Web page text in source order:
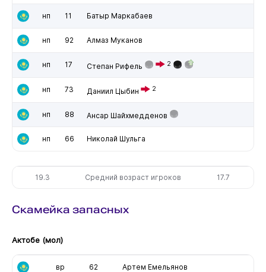
нп 11 Батыр Маркабаев
нп 92 Алмаз Муканов
нп 17 Степан Рифель 2
нп 73 Даниил Цыбин 2
нп 88 Ансар Шайхмедденов
нп 66 Николай Шульга
19.3 Средний возраст игроков 17.7
Скамейка запасных
Актобе (мол)
вр 62 Артем Емельянов